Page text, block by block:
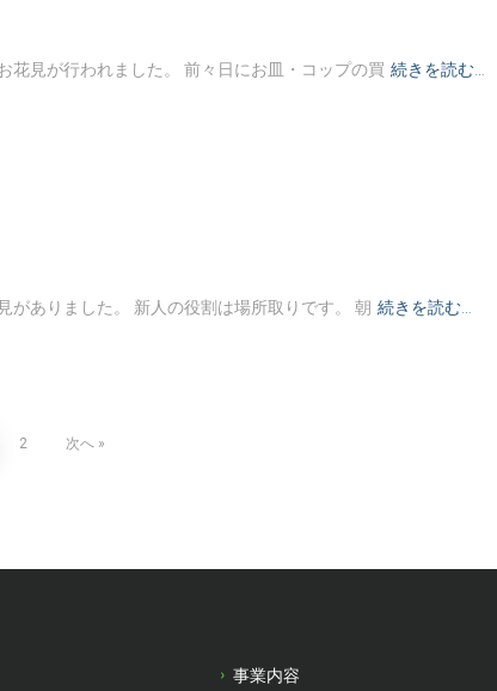
見が行われました。 前々日にお皿・コップの買 続きを読む…
がありました。 新人の役割は場所取りです。 朝 続きを読む…
2 次へ
事業内容